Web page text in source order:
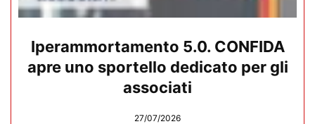
Iperammortamento 5.0. CONFIDA
apre uno sportello dedicato per gli
associati
27/07/2026